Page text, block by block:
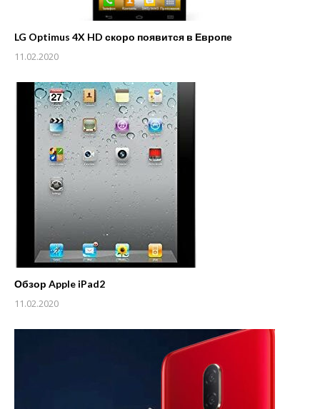
LG Optimus 4X HD скоро появится в Европе
11.02.2020
Обзор Apple iPad2
11.02.2020